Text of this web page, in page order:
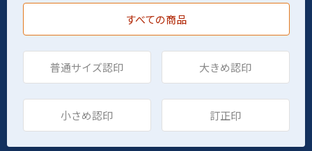
すべての商品
普通サイズ認印 大きめ認印
小さめ認印 訂正印